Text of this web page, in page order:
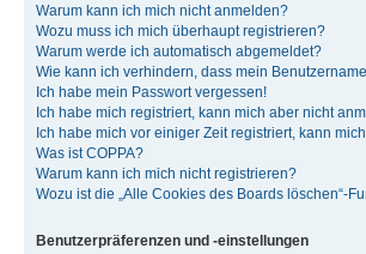
Warum kann ich mich nicht anmelden?
Wozu muss ich mich überhaupt registrieren?
Warum werde ich automatisch abgemeldet?
Wie kann ich verhindern, dass mein
Ich habe mein Passwort vergessen!
Ich habe mich registriert, kann mich aber nicht
Ich habe mich vor einiger Zeit registriert, kann
Was ist COPPA?
Warum kann ich mich nicht registrieren?
Wozu ist die „Alle Cookies des Boards löschen“-
Benutzerpräferenzen und -einstellungen